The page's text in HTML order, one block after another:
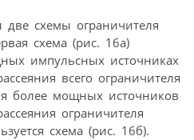
схемы ограничителя
схема (рис. 16а)
импульсных источниках
всего ограничителя
более мощных источников
ограничителя
схема (рис. 16б).